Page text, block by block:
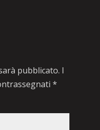
pubblicato. I
*